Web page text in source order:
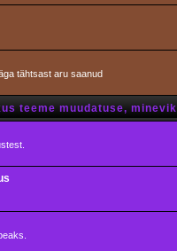
tähtsast aru saanud
teeme muudatuse,